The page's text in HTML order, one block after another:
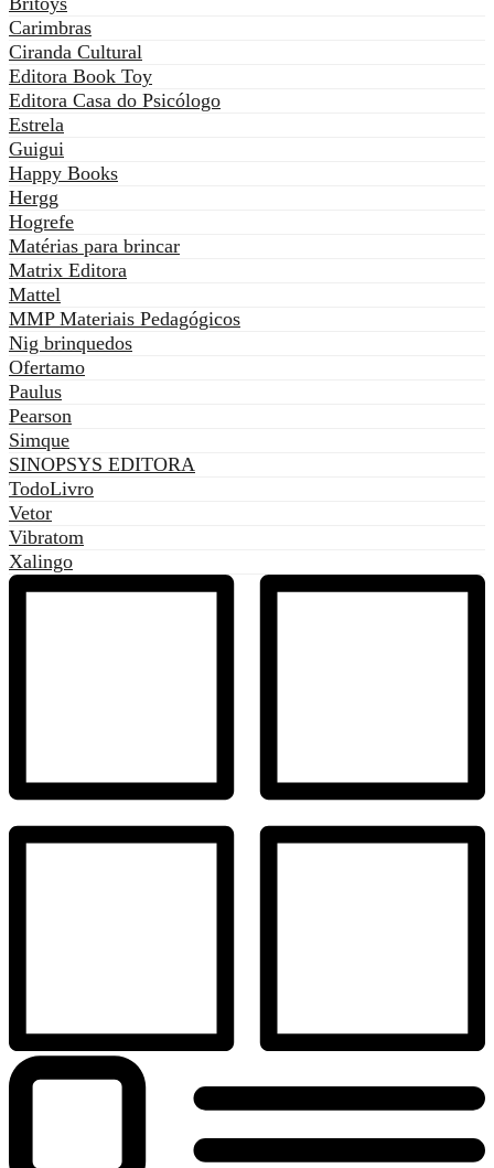
Carimbras
Ciranda Cultural
Editora Book Toy
Editora Casa do Psicólogo
Estrela
Guigui
Happy Books
Hergg
Hogrefe
Matérias para brincar
Matrix Editora
Mattel
MMP Materiais Pedagógicos
Nig brinquedos
Ofertamo
Paulus
Pearson
Simque
SINOPSYS EDITORA
TodoLivro
Vetor
Vibratom
Xalingo